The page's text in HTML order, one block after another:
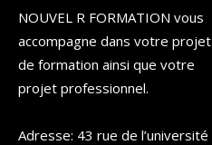
NOUVEL R FORMATION vous
accompagne dans votre projet
de formation ainsi que votre
projet professionnel.
Adresse: 43 rue de l’université